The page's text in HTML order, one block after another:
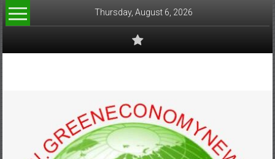
Skip
to
Thursday, August 6, 2026